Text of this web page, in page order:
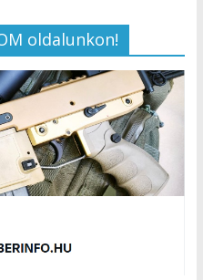
oldalunkon!